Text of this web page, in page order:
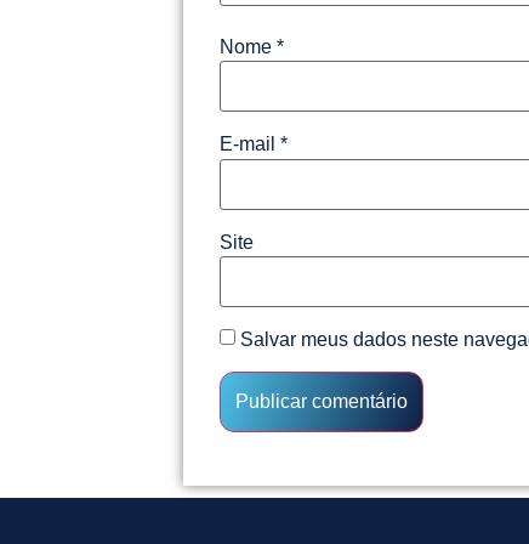
Nome *
E-mail *
Site
Salvar meus dados neste